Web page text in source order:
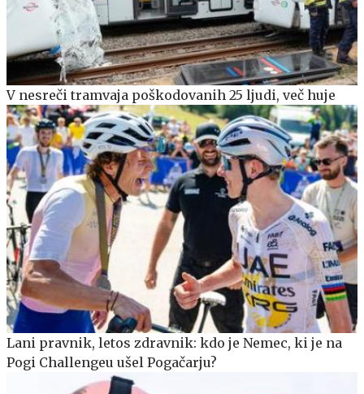
V nesreči tramvaja poškodovanih 25 ljudi, več huje
Lani pravnik, letos zdravnik: kdo je Nemec, ki je na
Pogi Challengeu ušel Pogačarju?